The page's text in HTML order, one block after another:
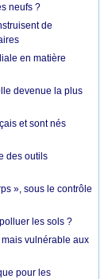
neufs ?
de
en matière
devenue la plus
et sont nés
des outils
», sous le contrôle
les sols ?
vulnérable aux
pour les